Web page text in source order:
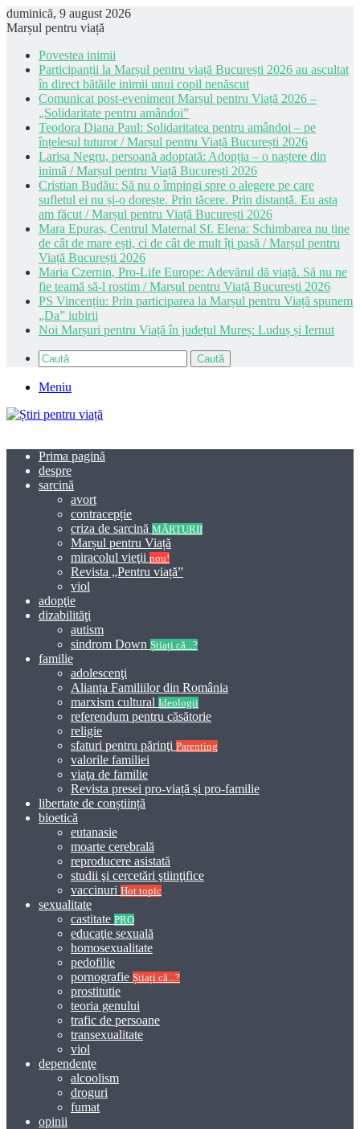
duminică, 9 august 2026
Marșul pentru viață
Povestea inimii
Participanții la Marșul pentru viață București 2026 au ascultat
în direct bătăile inimii unui copil nenăscut
Comunicat post-eveniment Marșul pentru Viață 2026 –
„Solidaritate pentru amândoi”
Teodora Diana Paul: Solidaritatea pentru amândoi – pe
înțelesul tuturor / Marșul pentru Viață București 2026
Larisa Negru, persoană adoptată: Adopția – o naștere din
inimă / Marșul pentru Viață București 2026
Cristian Budău: Să nu o împingi spre o alegere pe care
sufletul ei nu și-o dorește. Prin tăcere. Prin distanță. Eu asta
am făcut / Marșul pentru Viață București 2026
Mara Epuraș, Centrul Maternal Sf. Elena: Schimbarea nu ține
de cât de mare ești, ci de cât de mult îți pasă / Marșul pentru
Viață București 2026
Maria Czernin, Pro-Life Europe: Adevărul dă viață. Să nu ne
fie teamă să-l rostim / Marșul pentru Viață București 2026
PS Vincențiu: Prin participarea la Marșul pentru Viață spunem
„Da” iubirii
Noi Marșuri pentru Viață în județul Mureș: Luduș și Iernut
Caută
Meniu
Prima pagină
despre
sarcină
avort
contracepție
criza de sarcină MĂRTURII
Marșul pentru Viață
miracolul vieţii nou!
Revista „Pentru viață”
viol
adopţie
dizabilităţi
autism
sindrom Down Știați că...?
familie
adolescenţi
Alianța Familiilor din România
marxism cultural Ideologii
referendum pentru căsătorie
religie
sfaturi pentru părinţi Parenting
valorile familiei
viaţa de familie
Revista presei pro-viață și pro-familie
libertate de conștiință
bioetică
eutanasie
moarte cerebrală
reproducere asistată
studii şi cercetări ştiinţifice
vaccinuri Hot topic
sexualitate
castitate PRO
educaţie sexuală
homosexualitate
pedofilie
pornografie Știați că...?
prostitutie
teoria genului
trafic de persoane
transexualitate
viol
dependenţe
alcoolism
droguri
fumat
opinii